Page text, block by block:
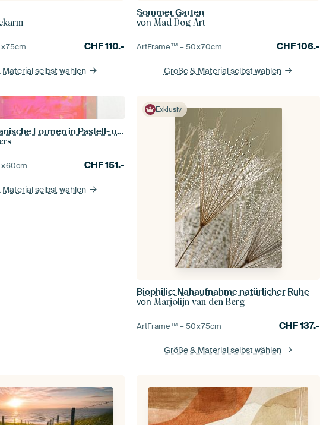
cm CHF110.-
selbst wählen
Sommer Garten
vonMad Dog Art
ArtFrame™ –50×70cm CHF106.-
Größe & Material selbst wählen
Abstrakte organische Formen in Pastell- und Neonfarben. Orange und Rosa.
cm CHF151.-
selbst wählen
Exklusiv
Biophilic: Nahaufnahme natürlicher Ruhe
vonMarjolijn van den Berg
ArtFrame™ –50×75cm CHF137.-
Größe & Material selbst wählen